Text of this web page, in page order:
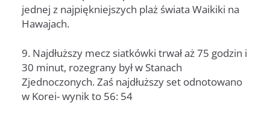
jednej z najpiękniejszych plaż świata Waikiki na
Hawajach.
9. Najdłuższy mecz siatkówki trwał aż 75 godzin i
30 minut, rozegrany był w Stanach
Zjednoczonych. Zaś najdłuższy set odnotowano
w Korei- wynik to 56: 54